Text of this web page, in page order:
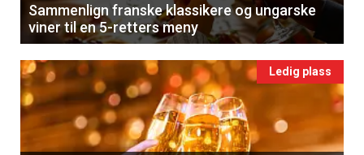
Sammenlign franske klassikere og ungarske
viner til en 5-retters meny
Ledig plass